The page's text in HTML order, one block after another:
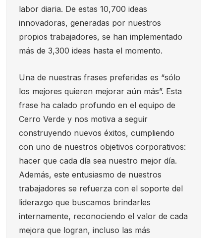
labor diaria. De estas 10,700 ideas
innovadoras, generadas por nuestros
propios trabajadores, se han implementado
más de 3,300 ideas hasta el momento.
Una de nuestras frases preferidas es “sólo
los mejores quieren mejorar aún más”. Esta
frase ha calado profundo en el equipo de
Cerro Verde y nos motiva a seguir
construyendo nuevos éxitos, cumpliendo
con uno de nuestros objetivos corporativos:
hacer que cada día sea nuestro mejor día.
Además, este entusiasmo de nuestros
trabajadores se refuerza con el soporte del
liderazgo que buscamos brindarles
internamente, reconociendo el valor de cada
mejora que logran, incluso las más